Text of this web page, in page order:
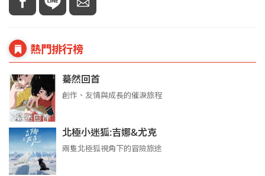
熱門排行榜
驀然回首
創作、友情與成長的催淚旅程
北極小迷狐:吉娜&尤克
兩隻北極狐視角下的冒險旅途